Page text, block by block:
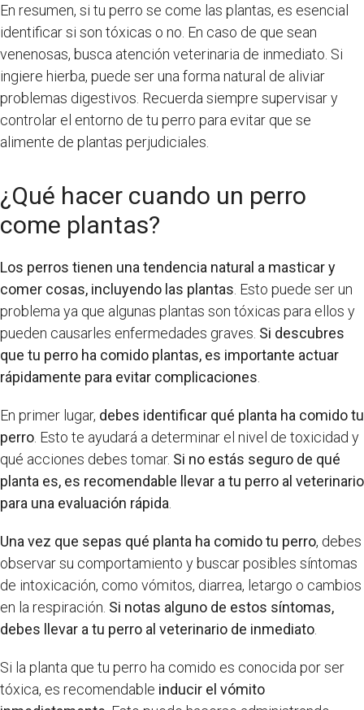
En resumen, si tu perro se come las plantas, es esencial
identificar si son tóxicas o no. En caso de que sean
venenosas, busca atención veterinaria de inmediato. Si
ingiere hierba, puede ser una forma natural de aliviar
problemas digestivos. Recuerda siempre supervisar y
controlar el entorno de tu perro para evitar que se
alimente de plantas perjudiciales.
¿Qué hacer cuando un perro
come plantas?
Los perros tienen una tendencia natural a masticar y
comer cosas, incluyendo las plantas . Esto puede ser un
problema ya que algunas plantas son tóxicas para ellos y
pueden causarles enfermedades graves. Si descubres
que tu perro ha comido plantas, es importante actuar
rápidamente para evitar complicaciones
En primer lugar, debes identificar qué planta ha comido tu
perro . Esto te ayudará a determinar el nivel de toxicidad y
qué acciones debes tomar. Si no estás seguro de qué
planta es, es recomendable llevar a tu perro al veterinario
para una evaluación rápida
Una vez que sepas qué planta ha comido tu perro, debes
observar su comportamiento y buscar posibles síntomas
de intoxicación, como vómitos, diarrea, letargo o cambios
en la respiración. Si notas alguno de estos síntomas,
debes llevar a tu perro al veterinario de inmediato
Si la planta que tu perro ha comido es conocida por ser
tóxica, es recomendable inducir el vómito